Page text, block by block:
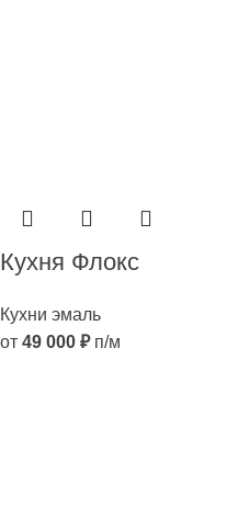
Кухня Флокс
Кухни эмаль
от 49 000 ₽п/м